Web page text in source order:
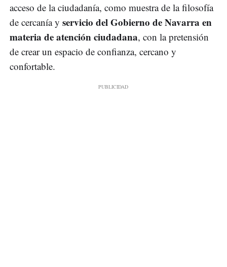
acceso de la ciudadanía, como muestra de la filosofía
de cercanía y servicio del Gobierno de Navarra en
materia de atención ciudadana, con la pretensión
de crear un espacio de confianza, cercano y
confortable.